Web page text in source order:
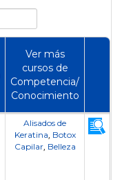
Ver más
cursos de
Competencia/
Conocimiento
Alisados de
Keratina, Botox
Capilar, Belleza